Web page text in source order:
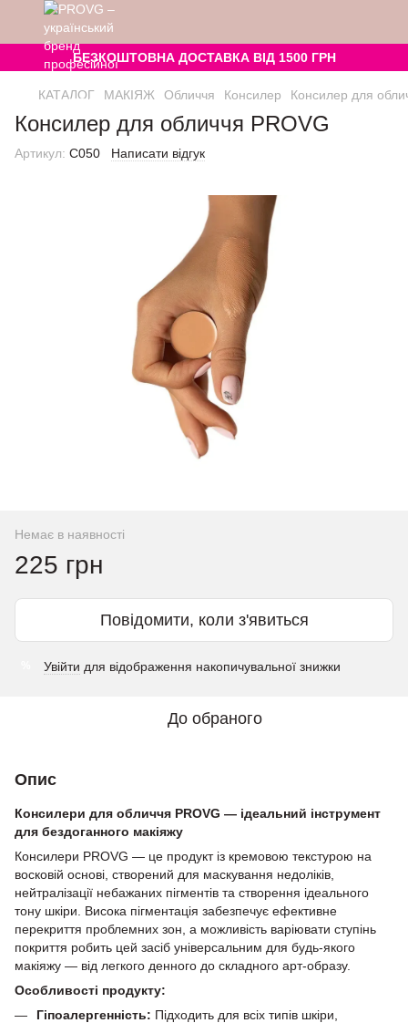
БЕЗКОШТОВНА ДОСТАВКА ВІД 1500 ГРН
КАТАЛОГ МАКІЯЖ Обличчя Консилер Консилер для
Консилер для обличчя PROVG
Артикул: C050 Написати відгук
Немає в наявності
225 грн
Повідомити, коли з'явиться
Увійти для відображення накопичувальної знижки
До обраного
Опис
Консилери для обличчя PROVG — ідеальний інструмент
для бездоганного макіяжу
Консилери PROVG — це продукт із кремовою текстурою на
восковій основі, створений для маскування недоліків,
нейтралізації небажаних пігментів та створення ідеального
тону шкіри. Висока пігментація забезпечує ефективне
перекриття проблемних зон, а можливість варіювати ступінь
покриття робить цей засіб універсальним для будь-якого
макіяжу — від легкого денного до складного арт-образу.
Особливості продукту:
Гіпоалергенність: Підходить для всіх типів шкіри,